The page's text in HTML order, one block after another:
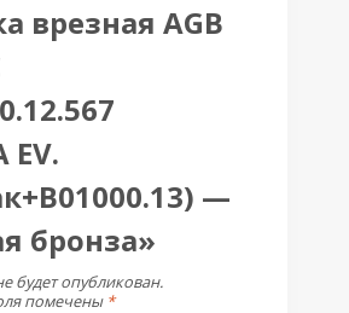
врезная AGB
EV.
—
бронза»
будет опубликован.
помечены *